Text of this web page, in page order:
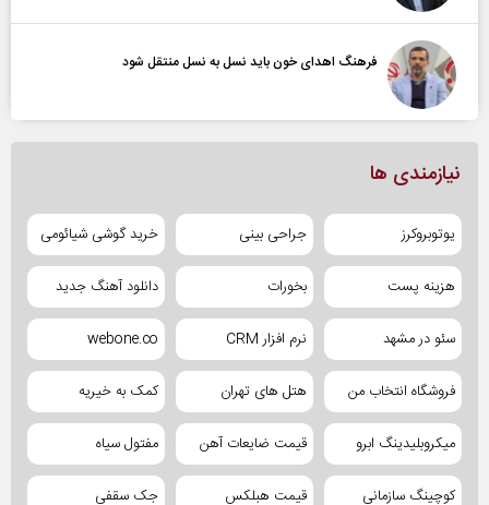
فرهنگ اهدای خون باید نسل به نسل منتقل شود
نیازمندی ها
یوتوبروکرز جراحی بینی خرید گوشی شیائومی
هزینه پست بخورات دانلود آهنگ جدید
سئو در مشهد نرم افزار CRM webone.co
فروشگاه انتخاب من هتل های تهران کمک به خیریه
میکروبلیدینگ ابرو قیمت ضایعات آهن مفتول سیاه
کوچینگ سازمانی قیمت هبلکس جک سقفی